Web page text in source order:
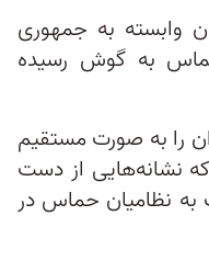
وابسته به جمهوری
به گوش رسیده
را به صورت مستقیم
که نشانه‌هایی از دست
نظامیان حماس در